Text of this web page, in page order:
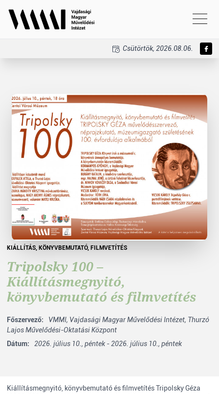
Csütörtök, 2026.08.06.
KIÁLLÍTÁS, KÖNYVBEMUTATÓ, FILMVETÍTÉS
Tripolsky 100 –
Kiállításmegnyitó,
könyvbemutató és filmvetítés
Főszervező: VMMI, Vajdasági Magyar Művelődési Intézet, Thurzó
Lajos Művelődési-Oktatási Központ
Dátum:
2026. július 10., péntek - 2026. július 10., péntek
Kiállításmegnyitó, könyvbemutató és filmvetítés Tripolsky Géza